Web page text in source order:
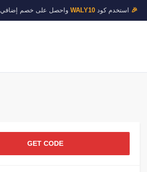
🎉استخدم كودWALY10واحصل على خصم إضافي 10% على جميع المتاجر
GET CODE